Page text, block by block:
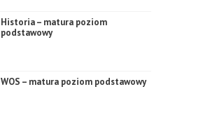
Historia – matura poziom
podstawowy
WOS – matura poziom podstawowy